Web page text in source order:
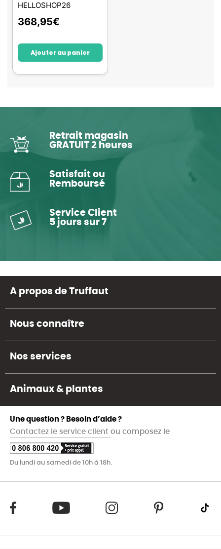
HELLOSHOP26
368,95€
Ajouter au panier
Retrait magasin
GRATUIT 2 heures
Satisfait ou
Remboursé
Service Client
5 jours sur 7
A propos de Truffaut
Nous connaître
Nos services
Animaux & plantes
Une question ? Besoin d’aide ?
Contactez le service client ou composez le
Du lundi au samedi de 10h à 18h.